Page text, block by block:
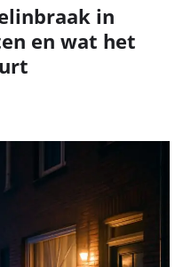
in
en wat het